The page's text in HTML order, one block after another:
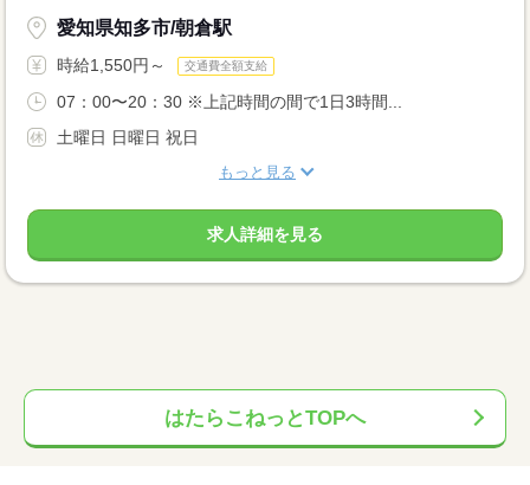
愛知県知多市/朝倉駅
時給1,550円～ 交通費全額支給
07：00〜20：30 ※上記時間の間で1日3時間...
土曜日 日曜日 祝日
もっと見る
求人詳細を見る
はたらこねっとTOPへ